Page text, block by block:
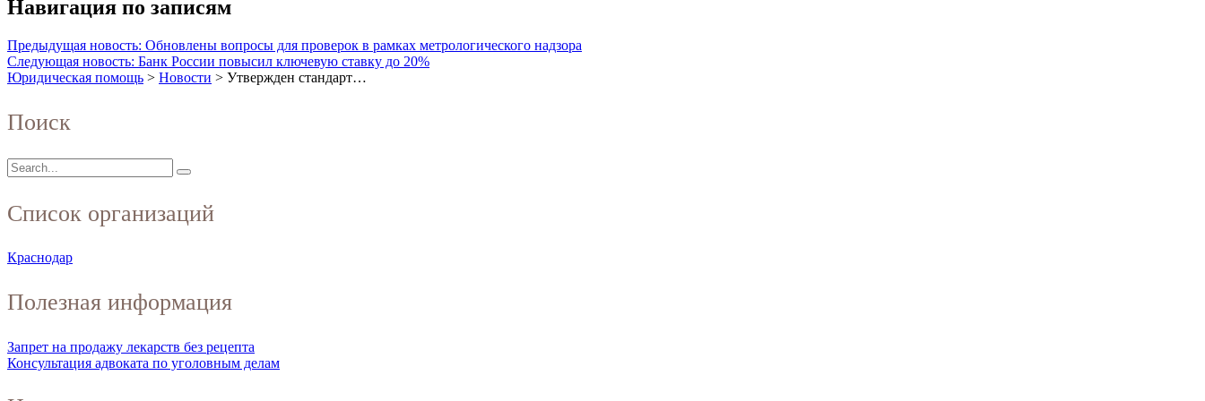
Навигация по записям
Предыдущая новость: Обновлены вопросы для проверок в рамках метрологического надзора
Следующая новость: Банк России повысил ключевую ставку до 20%
Юридическая помощь > Новости > Утвержден стандарт…
Поиск
Список организаций
Краснодар
Полезная информация
Запрет на продажу лекарств без рецепта
Консультация адвоката по уголовным делам